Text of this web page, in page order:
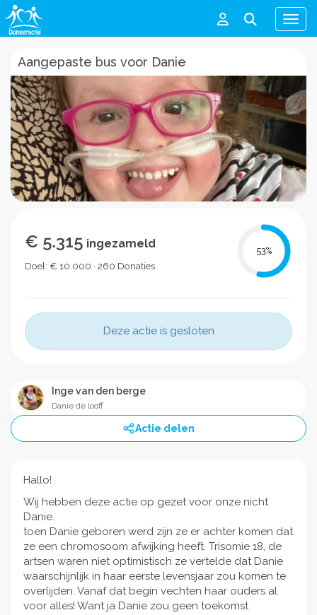
Menu
Aangepaste bus voor Danie
€ 5.315 ingezameld
Doel: € 10.000 · 260 Donaties
53%
Deze actie is gesloten
Inge van den berge
Danie de looff
Actie delen
Hallo!
Wij hebben deze actie op gezet voor onze nicht
Danie.
toen Danie geboren werd zijn ze er achter komen dat
ze een chromosoom afwijking heeft. Trisomie 18, de
artsen waren niet optimistisch ze vertelde dat Danie
waarschijnlijk in haar eerste levensjaar zou komen te
overlijden. Vanaf dat begin vechten haar ouders al
voor alles! Want ja Danie zou geen toekomst